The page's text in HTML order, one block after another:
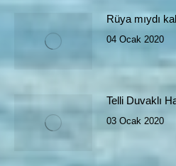
Rüya mıydı
04 Ocak 2020
Telli Duvaklı
03 Ocak 2020